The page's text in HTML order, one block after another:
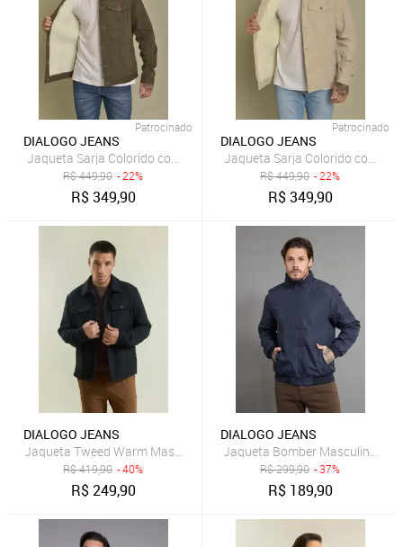
Patrocinado
DIALOGO JEANS
Jaqueta Sarja Colorido com Forro Sherpa Dialogo Jeans Verde
R$449,90 - 22%
R$349,90
Patrocinado
DIALOGO JEANS
Jaqueta Sarja Colorido com
R$449,90 - 22%
R$349,90
DIALOGO JEANS
Jaqueta Tweed Warm Masculina Casual Elegante Preto Dialogo
R$419,90 - 40%
R$249,90
DIALOGO JEANS
Jaqueta Bomber Masculina
R$299,90 - 37%
R$ 189,90